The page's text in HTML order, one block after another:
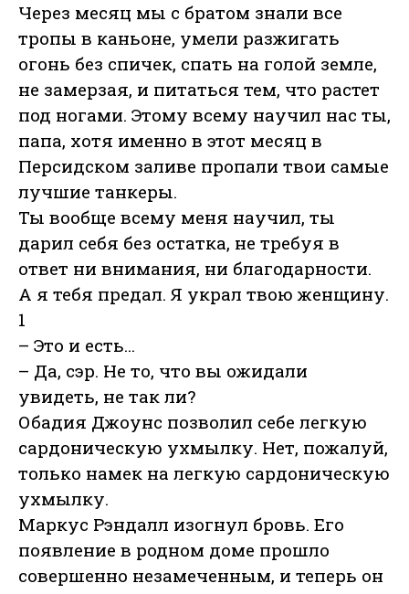
Через месяц мы с братом знали все
тропы в каньоне, умели разжигать
огонь без спичек, спать на голой земле,
не замерзая, и питаться тем, что растет
под ногами. Этому всему научил нас ты,
папа, хотя именно в этот месяц в
Персидском заливе пропали твои самые
лучшие танкеры.
Ты вообще всему меня научил, ты
дарил себя без остатка, не требуя в
ответ ни внимания, ни благодарности.
А я тебя предал. Я украл твою женщину.
1
– Это и есть...
– Да, сэр. Не то, что вы ожидали
увидеть, не так ли?
Обадия Джоунс позволил себе легкую
сардоническую ухмылку. Нет, пожалуй,
только намек на легкую сардоническую
ухмылку.
Маркус Рэндалл изогнул бровь. Его
появление в родном доме прошло
совершенно незамеченным, и теперь он